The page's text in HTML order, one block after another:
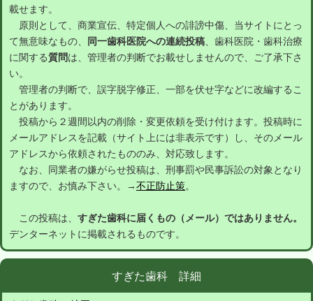
載せます。
原則として、商業宣伝、特定個人への誹謗中傷、当サイトにとっ
て無意味なもの、
同一歯科医院への連続投稿、歯科医院・歯科治療
に関する質問は、管理者の判断でお載せしませんので、ご了承下さ
い。
管理者の判断で、誤字脱字修正、一部を伏せ字などに改編するこ
とがあります。
投稿から２週間以内の削除・変更依頼を受け付けます。投稿時に
メールアドレスを記載（サイト上には非表示です）し、そのメール
アドレスから依頼されたもののみ、対応致します。
なお、同業者の嫌がらせ投稿は、刑事罰や民事訴訟の対象となり
ますので、お慎み下さい。→不正防止策。
この投稿は、 すぎた歯科に届くもの（メール）ではありません。
デンターネットに掲載されるものです。
すぎた歯科 詳細